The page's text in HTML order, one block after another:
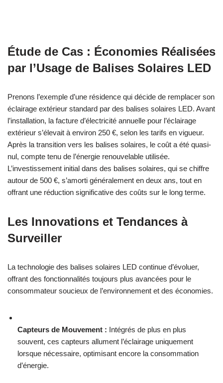
Étude de Cas : Économies Réalisées
par l’Usage de Balises Solaires LED
Prenons l’exemple d’une résidence qui décide de remplacer son
éclairage extérieur standard par des balises solaires LED. Avant
l’installation, la facture d’électricité annuelle pour l’éclairage
extérieur s’élevait à environ 250 €, selon les tarifs en vigueur.
Après la transition vers les balises solaires, le coût a été quasi-
nul, compte tenu de l’énergie renouvelable utilisée.
L’investissement initial dans des balises solaires, qui se chiffre
autour de 500 €, s’amorti généralement en deux ans, tout en
offrant une réduction significative des coûts sur le long terme.
Les Innovations et Tendances à
Surveiller
La technologie des balises solaires LED continue d’évoluer,
offrant des fonctionnalités toujours plus avancées pour le
consommateur soucieux de l’environnement et des économies.
Capteurs de Mouvement : Intégrés de plus en plus
souvent, ces capteurs allument l’éclairage uniquement
lorsque nécessaire, optimisant encore la consommation
d’énergie.